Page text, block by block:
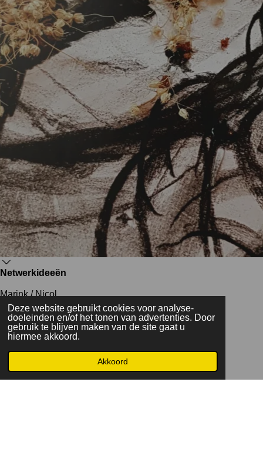
Deze website gebruikt cookies voor analyse-
doeleinden en/of het tonen van advertenties. Door
gebruik te blijven maken van de site gaat u
hiermee akkoord.
Akkoord
Netwerkideeën
Marink / Nicol
SWV
VO/basisschool
Novilo
Collectief
Daan muzelinck
PPO --> poezie